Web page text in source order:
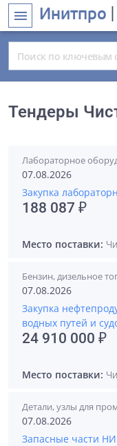
menu Инитпро
Тендеры
Лабораторное
07.08.2026
Закупка
188 087 ₽
Место поставки:
Бензин, дизельное
07.08.2026
Закупка
водных путей и
24 910 000 ₽
Место поставки:
Детали, узлы для
07.08.2026
Запасные части